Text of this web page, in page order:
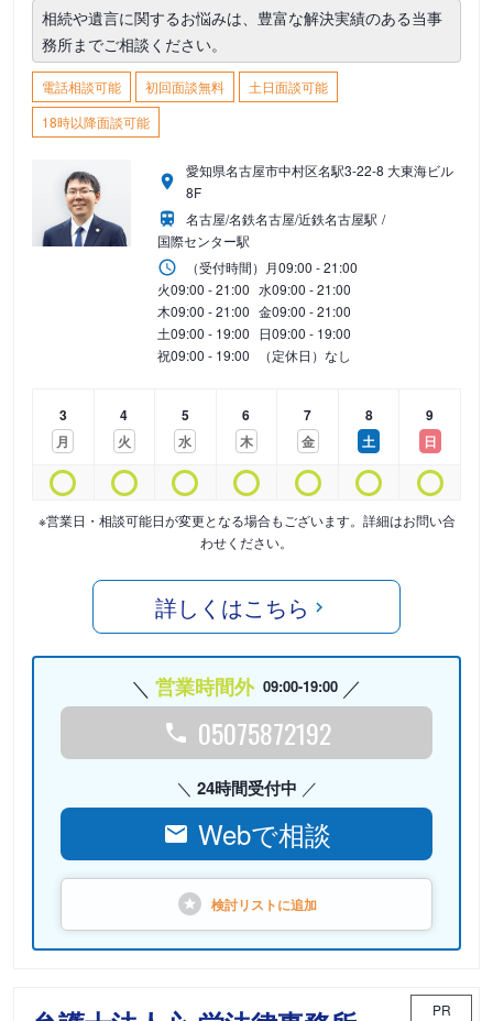
相続や遺言に関するお悩みは、豊富な解決実績のある当事
務所までご相談ください。
電話相談可能 初回面談無料
土日面談可能
18時以降面談可能
愛知県名古屋市中村区名駅3-22-8 大東海ビル
8F
名古屋/名鉄名古屋/近鉄名古屋駅
国際センター駅
（受付時間） 月09:00 - 21:00
火09:00 - 21:00 水09:00 - 21:00
木09:00 - 21:00 金09:00 - 21:00
土09:00 - 19:00 日09:00 - 19:00
祝09:00 - 19:00 （定休日）なし
3
月
4
火
5
水
6
木
7
金
8
土
9
日
※営業日・相談可能日が変更となる場合もございます。詳細はお問い合
わせください。
詳しくはこちら
営業時間外 09:00-19:00
05075872192
24時間受付中
Webで相談
検討リストに追加
PR